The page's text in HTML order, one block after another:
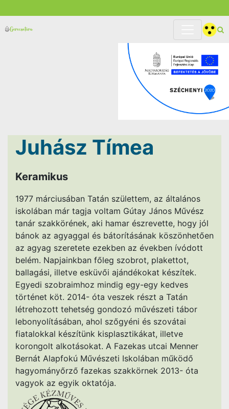
Juhász Tímea
Keramikus
1977 márciusában Tatán születtem, az általános
iskolában már tagja voltam Gútay János Művész
tanár szakkörének, aki hamar észrevette, hogy jól
bánok az agyaggal és bátorításának köszönhetően
az agyag szeretete ezekben az években ívódott
belém. Napjainkban főleg szobrot, plakettot,
ballagási, illetve esküvői ajándékokat készítek.
Egyedi szobraimhoz mindig egy-egy kedves
történet köt. 2014- óta veszek részt a Tatán
létrehozott tehetség gondozó művészeti tábor
lebonyolításában, ahol szőgyéni és szovátai
fiatalokkal készítünk kisplasztikákat, illetve
korongolt alkotásokat. A Fazekas utcai Menner
Bernát Alapfokú Művészeti Iskolában működő
hagyományőrző fazekas szakkörnek 2013- óta
vagyok az egyik oktatója.